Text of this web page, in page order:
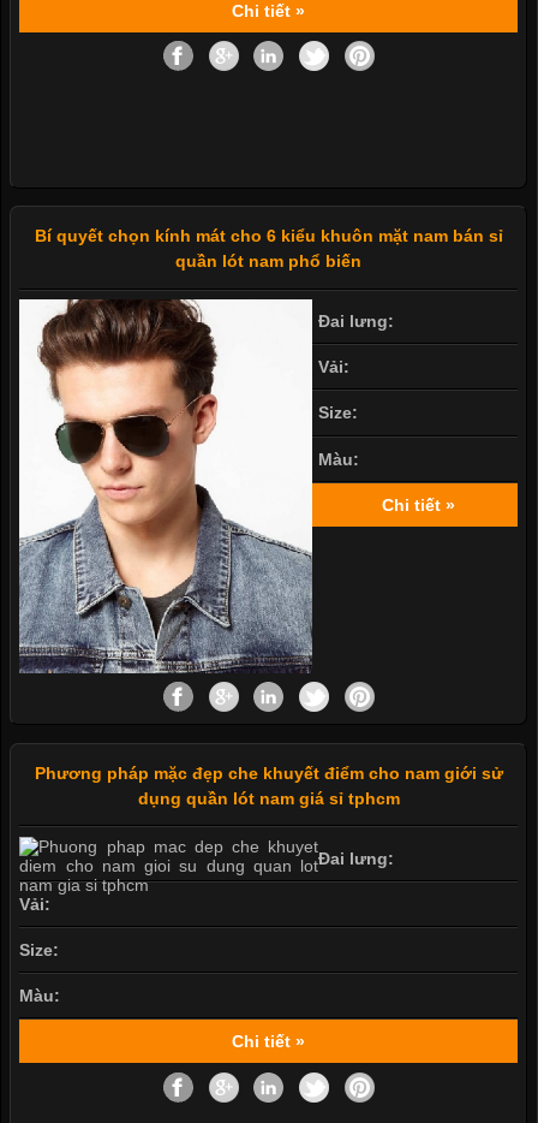
Chi tiết »
Bí quyết chọn kính mát cho 6 kiểu khuôn mặt nam bán sỉ
quần lót nam phổ biến
Đai lưng:
Vải:
Size:
Màu:
Chi tiết »
Phương pháp mặc đẹp che khuyết điểm cho nam giới sử
dụng quần lót nam giá sỉ tphcm
Đai lưng:
Vải:
Size:
Màu:
Chi tiết »